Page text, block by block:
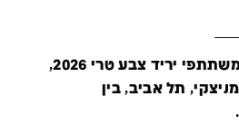
קטלוג זה מציג את כל משתתפי יריד צבע טרי 2026,
תל אביב, בין